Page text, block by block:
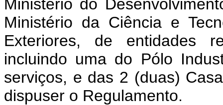
Ministério do
Ministério da Ciência e
Exteriores, de entidades
incluindo uma do Pólo
serviços, e das 2 (duas)
dispuser o Regulamento.